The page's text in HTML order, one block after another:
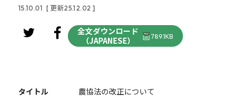
15.10.01 [ 更新25.12.02 ]
全文ダウンロード
（JAPANESE）
789.1KB
タイトル 農協法の改正について